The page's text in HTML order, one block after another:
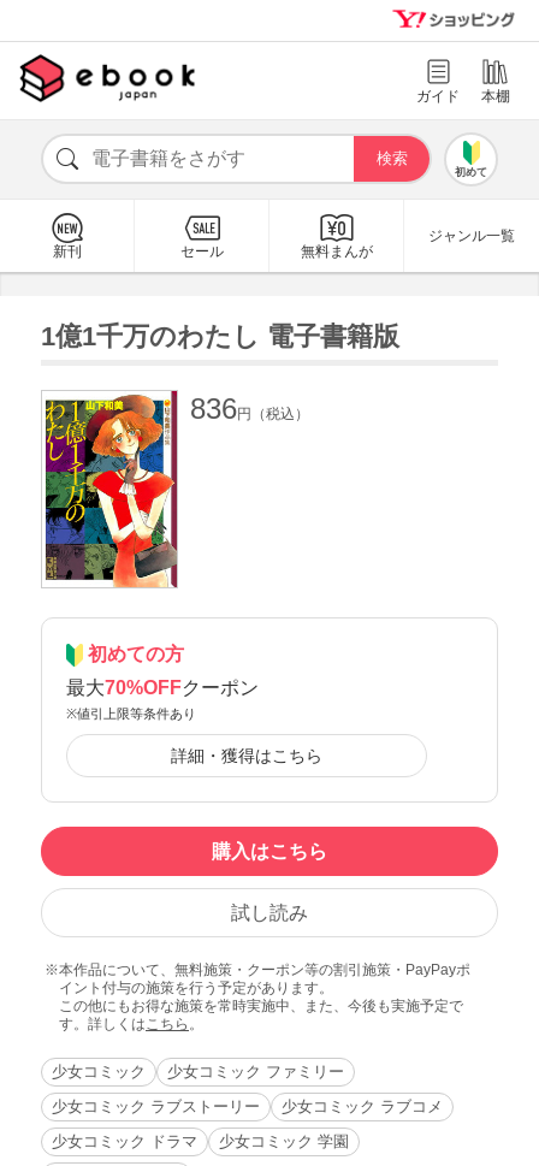
ガイド 本棚
初めて
新刊 セール 無料まんが
ジャンル一覧
1億1千万のわたし 電子書籍版
836円（税込）
初めての方
最大70%OFFクーポン
※値引上限等条件あり
詳細・獲得はこちら
購入はこちら
試し読み
本作品について、無料施策・クーポン等の割引施策・PayPayポ
イント付与の施策を行う予定があります。
この他にもお得な施策を常時実施中、また、今後も実施予定で
す。詳しくはこちら 。
少女コミック
少女コミック ファミリー
少女コミック ラブストーリー
少女コミック ラブコメ
少女コミック ドラマ
少女コミック 学園